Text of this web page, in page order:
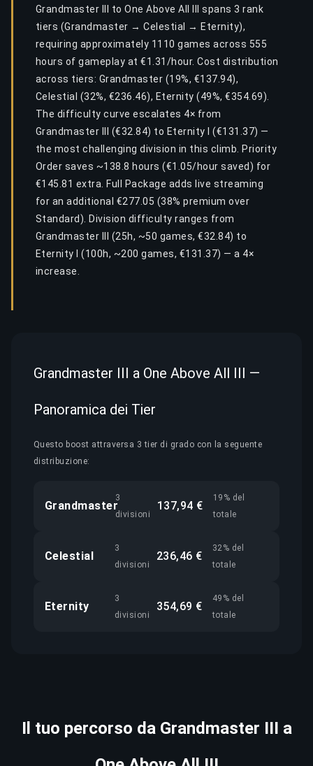
Grandmaster III to One Above All III spans 3 rank
tiers (Grandmaster → Celestial → Eternity),
requiring approximately 1110 games across 555
hours of gameplay at €1.31/hour. Cost distribution
across tiers: Grandmaster (19%, €137.94),
Celestial (32%, €236.46), Eternity (49%, €354.69).
The difficulty curve escalates 4× from
Grandmaster III (€32.84) to Eternity I (€131.37) —
the most challenging division in this climb. Priority
Order saves ~138.8 hours (€1.05/hour saved) for
€145.81 extra. Full Package adds live streaming
for an additional €277.05 (38% premium over
Standard). Division difficulty ranges from
Grandmaster III (25h, ~50 games, €32.84) to
Eternity I (100h, ~200 games, €131.37) — a 4×
increase.
Grandmaster III a One Above All III —
Panoramica dei Tier
Questo boost attraversa 3 tier di grado con la seguente
distribuzione:
Grandmaster
3
divisioni
137,94 €
19% del
totale
Celestial
3
divisioni
236,46 €
32% del
totale
Eternity
3
divisioni
354,69 €
49% del
totale
Il tuo percorso da Grandmaster III a